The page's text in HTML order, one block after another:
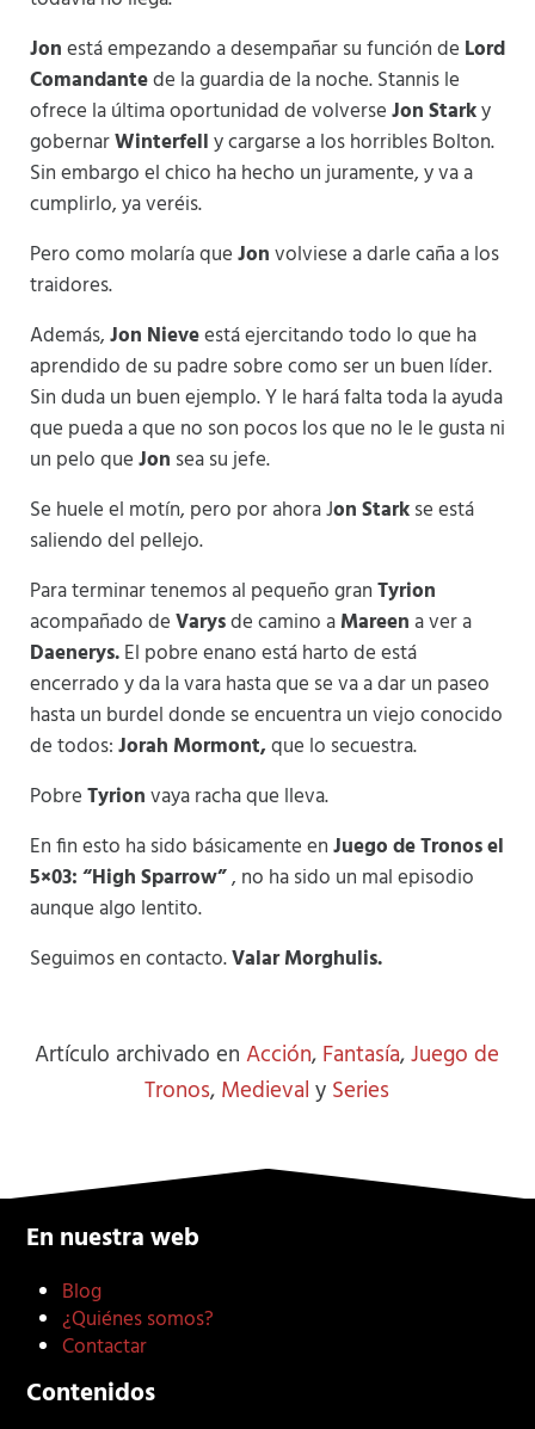
Jonestá empezando a desempañar su función de Lord
Comandantede la guardia de la noche. Stannis le
ofrece la última oportunidad de volverseJon Starky
gobernarWinterfelly cargarse a los horribles Bolton.
Sin embargo el chico ha hecho un juramente, y va a
cumplirlo, ya veréis.
Pero como molaría queJonvolviese a darle caña a los
traidores.
Además,Jon Nieveestá ejercitando todo lo que ha
aprendido de su padre sobre como ser un buen líder.
Sin duda un buen ejemplo. Y le hará falta toda la ayuda
que pueda a que no son pocos los que no le le gusta ni
un pelo queJon sea su jefe.
Se huele el motín, pero por ahora Jon Starkse está
saliendo del pellejo.
Para terminar tenemos al pequeño granTyrion
acompañado deVarysde camino aMareena ver a
Daenerys.El pobre enano está harto de está
encerrado y da la vara hasta que se va a dar un paseo
hasta un burdel donde se encuentra un viejo conocido
de todos:Jorah Mormont,que lo secuestra.
PobreTyrionvaya racha que lleva.
En fin esto ha sido básicamente enJuego de Tronos el
5×03: “High Sparrow”, no ha sido un mal episodio
aunque algo lentito.
Seguimos en contacto.Valar Morghulis.
Artículo archivado enAcción, Fantasía,Juego de
Tronos, Medieval y Series
En nuestra web
Blog
¿Quiénes somos?
Contactar
Contenidos